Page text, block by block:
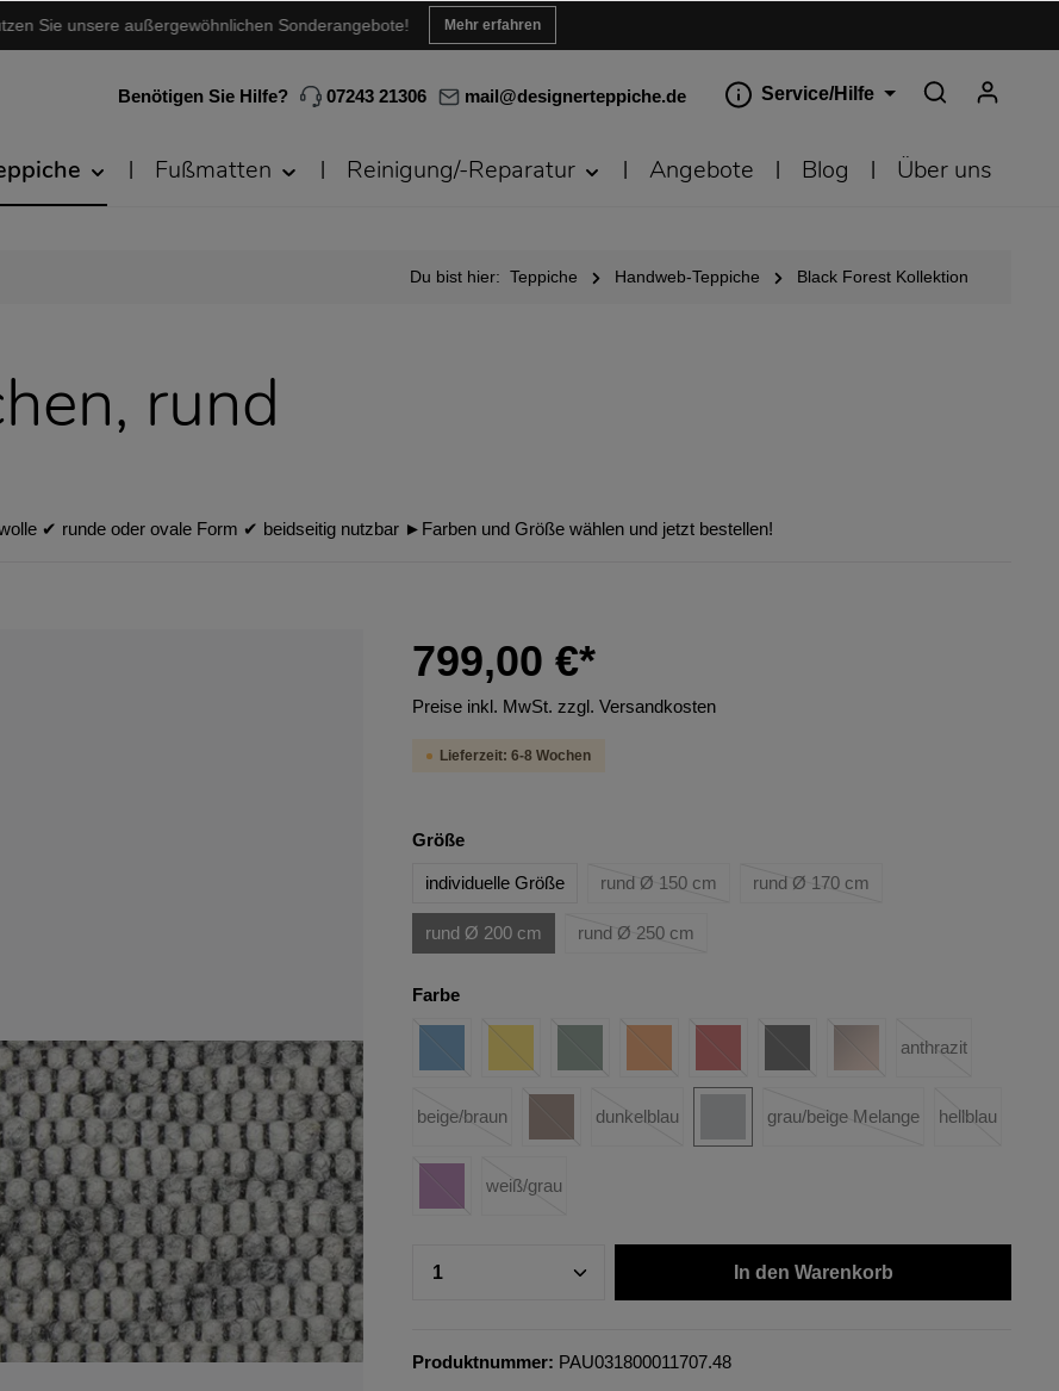
Sie unsere außergewöhnlichen Sonderangebote! Mehr erfahren
Benötigen Sie Hilfe? 07243 21306 mail@designerteppiche.de Service/Hilfe
Fußmatten Reinigung/-Reparatur Angebote Blog Über uns
Du bist hier: Teppiche Handweb-Teppiche Black Forest Kollektion
rund
✔︎ runde oder ovale Form ✔︎ beidseitig nutzbar ►Farben und Größe wählen und jetzt bestellen!
799,00 €*
Preise inkl. MwSt. zzgl. Versandkosten
Lieferzeit: 6-8 Wochen
Größe
individuelle Größe rund Ø 150 cm rund Ø 170 cm
rund Ø 200 cm rund Ø 250 cm
Farbe
anthrazit
beige/braun dunkelblau grau/beige Melange hellblau
weiß/grau
In den Warenkorb
Produktnummer: PAU031800011707.48